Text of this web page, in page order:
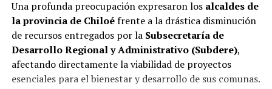
Una profunda preocupación expresaron los alcaldes de
la provincia de Chiloéfrente a la drástica disminución
de recursos entregados por la Subsecretaría de
Desarrollo Regional y Administrativo (Subdere),
afectando directamente la viabilidad de proyectos
esenciales para el bienestar y desarrollo de sus comunas.